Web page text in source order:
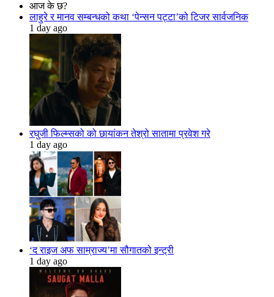
आज के छ?
लाहुरे र मानव सम्बन्धको कथा ‘पेन्सन पट्टा’को टिजर सार्वजनिक
1 day ago
रघुजी फिल्म्सको को छायांकन तेश्रो सातामा प्रवेश गरे
1 day ago
‘द राइज अफ साम्राज्य’मा सौगातको इन्ट्री
1 day ago